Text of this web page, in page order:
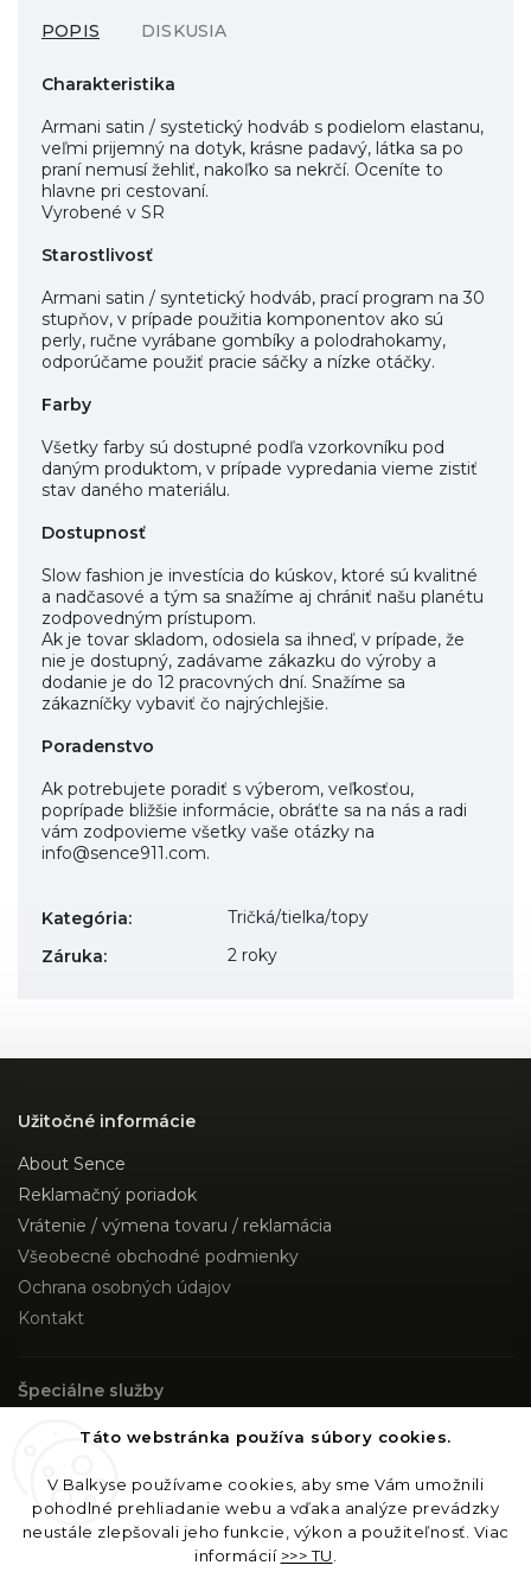
Táto webstránka používa súbory cookies.
V Balkyse používame cookies, aby sme Vám umožnili
pohodlné prehliadanie webu a vďaka analýze prevádzky
neustále zlepšovali jeho funkcie, výkon a použiteľnosť. Viac
informácií >>> TU
POPIS DISKUSIA
Charakteristika
Armani satin / systetický hodváb s podielom elastanu,
veľmi prijemný na dotyk, krásne padavý, látka sa po
praní nemusí žehliť, nakoľko sa nekrčí. Oceníte to
hlavne pri cestovaní.
Vyrobené v SR
Starostlivosť
Armani satin / syntetický hodváb, prací program na 30
stupňov, v prípade použitia komponentov ako sú
perly, ručne vyrábane gombíky a polodrahokamy,
odporúčame použiť pracie sáčky a nízke otáčky.
Farby
Všetky farby sú dostupné podľa vzorkovníku pod
daným produktom, v prípade vypredania vieme zistiť
stav daného materiálu.
Dostupnosť
Slow fashion je investícia do kúskov, ktoré sú kvalitné
a nadčasové a tým sa snažíme aj chrániť našu planétu
zodpovedným prístupom.
Ak je tovar skladom, odosiela sa ihneď, v prípade, že
nie je dostupný, zadávame zákazku do výroby a
dodanie je do 12 pracovných dní. Snažíme sa
zákazníčky vybaviť čo najrýchlejšie.
Poradenstvo
Ak potrebujete poradiť s výberom, veľkosťou,
poprípade bližšie informácie, obráťte sa na nás a radi
vám zodpovieme všetky vaše otázky na
info@sence911.com.
Kategória:
Tričká/tielka/topy
Záruka: 2 roky
Užitočné informácie
About Sence
Reklamačný poriadok
Vrátenie / výmena tovaru / reklamácia
Všeobecné obchodné podmienky
Ochrana osobných údajov
Kontakt
Špeciálne služby
Custom Made
Sledujte nás